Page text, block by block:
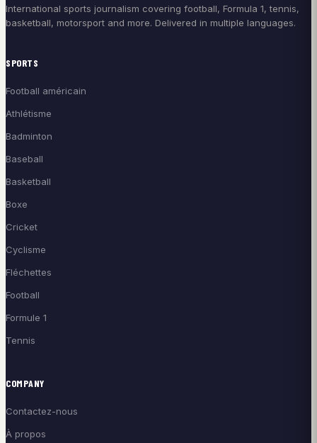
International sports journalism covering football, Formula 1, tennis,
basketball, motorsport and more. Delivered in multiple languages.
SPORTS
Football américain
Athlétisme
Badminton
Baseball
Basketball
Boxe
Cricket
Cyclisme
Fléchettes
Football
Formule 1
Tennis
COMPANY
Contactez-nous
À propos